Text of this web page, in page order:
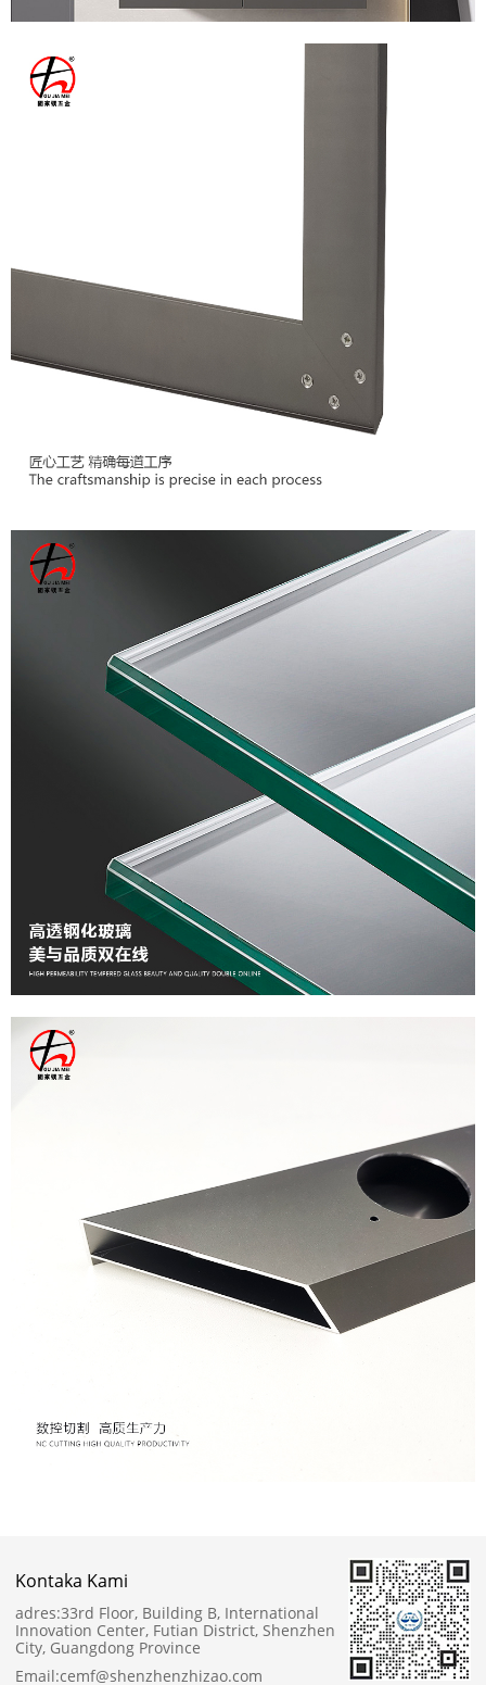
Kontaka Kami
adres:33rd Floor, Building B, International
Innovation Center, Futian District, Shenzhen
City, Guangdong Province
Email:cemf@shenzhenzhizao.com